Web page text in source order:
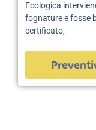
Ecologica
fognature e fosse
certificato,